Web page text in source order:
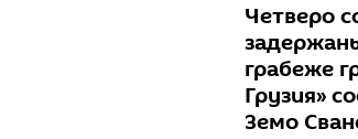
Четверо
грабеже
Грузия»
Земо